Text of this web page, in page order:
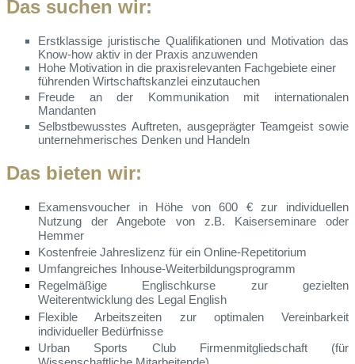
Das suchen wir:
Erstklassige juristische Qualifikationen und Motivation das
Know-how aktiv in der Praxis anzuwenden
Hohe Motivation in die praxisrelevanten Fachgebiete einer
führenden Wirtschaftskanzlei einzutauchen
Freude an der Kommunikation mit internationalen
Mandanten
Selbstbewusstes Auftreten, ausgeprägter Teamgeist sowie
unternehmerisches Denken und Handeln
Das bieten wir:
Examensvoucher in Höhe von 600 € zur individuellen
Nutzung der Angebote von z.B. Kaiserseminare oder
Hemmer
Kostenfreie Jahreslizenz für ein Online-Repetitorium
Umfangreiches Inhouse-Weiterbildungsprogramm
Regelmäßige Englischkurse zur gezielten
Weiterentwicklung des Legal English
Flexible Arbeitszeiten zur optimalen Vereinbarkeit
individueller Bedürfnisse
Urban Sports Club Firmenmitgliedschaft (für